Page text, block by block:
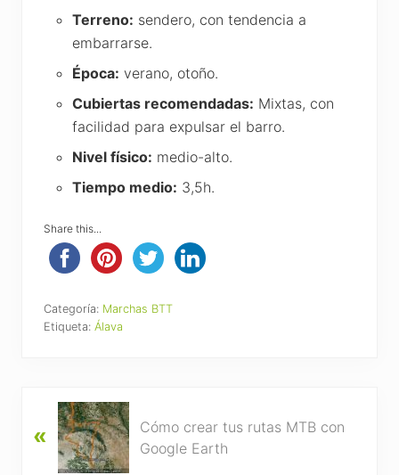
Terreno: sendero, con tendencia a
embarrarse.
Época: verano, otoño.
Cubiertas recomendadas: Mixtas, con
facilidad para expulsar el barro.
Nivel físico: medio-alto.
Tiempo medio: 3,5h.
Share this...
Categoría: Marchas BTT
Etiqueta: Álava
r
«
Cómo crear tus rutas MTB con
Google Earth